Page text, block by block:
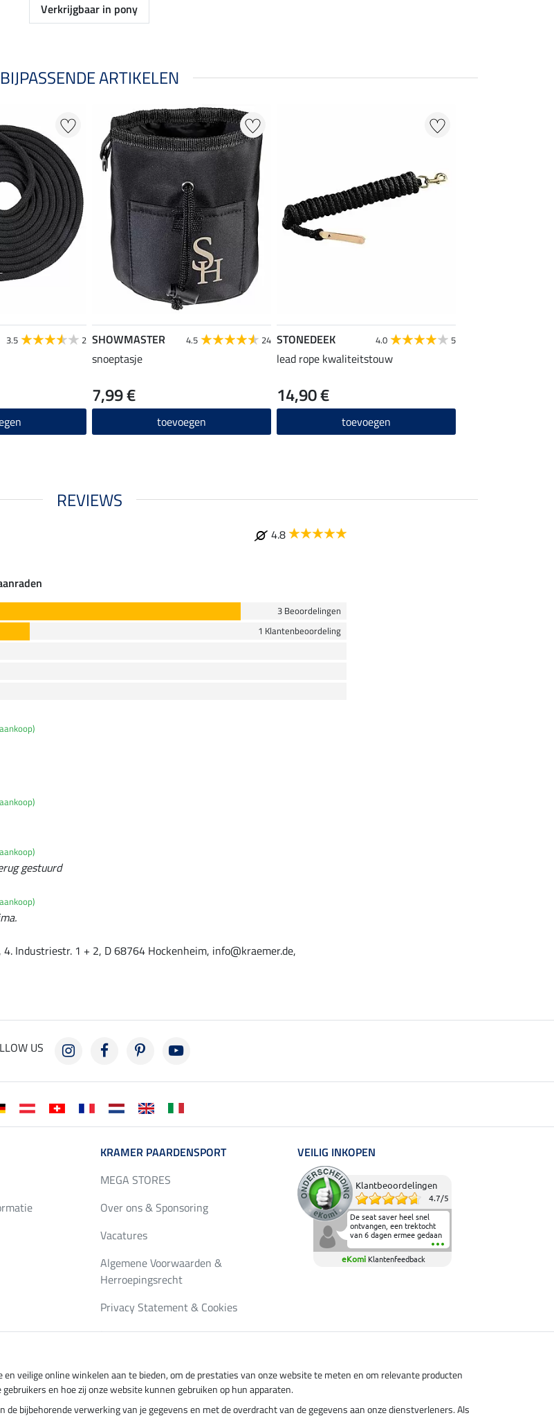
Verkrijgbaar in pony
BIJPASSENDE ARTIKELEN
3.5 2 SHOWMASTER 4.5 24
snoeptasje
7,99 €
toevoegen
STONEDEEK 4.0 5
lead rope kwaliteitstouw
14,90 €
toevoegen
REVIEWS
4.8
3 Beoordelingen
1 Klantenbeoordeling
gestuurd
4. Industriestr. 1 + 2, D 68764 Hockenheim, info@kraemer.de,
US
KRAMER PAARDENSPORT
MEGA STORES
Over ons & Sponsoring
Vacatures
Algemene Voorwaarden &
Herroepingsrecht
Privacy Statement & Cookies
Impressum
VEILIG INKOPEN
Klantbeoordelingen
4.7/5
De seat saver heel snel
ontvangen, een trektocht
van 6 dagen ermee gedaan
en deze heeft de beproeving
fantastisch doorstaan.
Heerlijk zacht om op te
eKomi Klantenfeedback
veilige online winkelen aan te bieden, om de prestaties van onze website te meten en om relevante producten
en hoe zij onze website kunnen gebruiken op hun apparaten.
bijbehorende verwerking van je gegevens en met de overdracht van de gegevens aan onze dienstverleners. Als